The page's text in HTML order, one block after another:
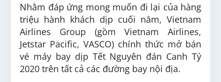
Nhằm đáp ứng mong muốn đi lại của hàng
triệu hành khách dịp cuối năm, Vietnam
Airlines Group (gồm Vietnam Airlines,
Jetstar Pacific, VASCO) chính thức mở bán
vé máy bay dịp Tết Nguyên đán Canh Tý
2020 trên tất cả các đường bay nội địa.